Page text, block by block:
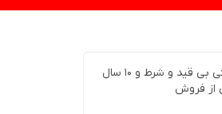
2 سال گارانتی بی قید و شرط و 10 سال
فروش